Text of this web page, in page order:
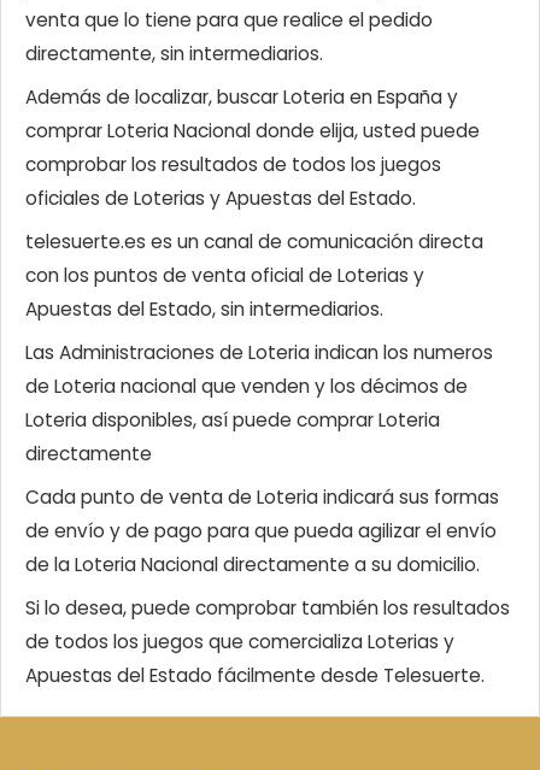
venta que lo tiene para que realice el pedido
directamente, sin intermediarios.
Además de localizar, buscar Loteria en España y
comprar Loteria Nacional donde elija, usted puede
comprobar los resultados de todos los juegos
oficiales de Loterias y Apuestas del Estado.
telesuerte.es es un canal de comunicación directa
con los puntos de venta oficial de Loterias y
Apuestas del Estado, sin intermediarios.
Las Administraciones de Loteria indican los numeros
de Loteria nacional que venden y los décimos de
Loteria disponibles, así puede comprar Loteria
directamente
Cada punto de venta de Loteria indicará sus formas
de envío y de pago para que pueda agilizar el envío
de la Loteria Nacional directamente a su domicilio.
Si lo desea, puede comprobar también los resultados
de todos los juegos que comercializa Loterias y
Apuestas del Estado fácilmente desde Telesuerte.